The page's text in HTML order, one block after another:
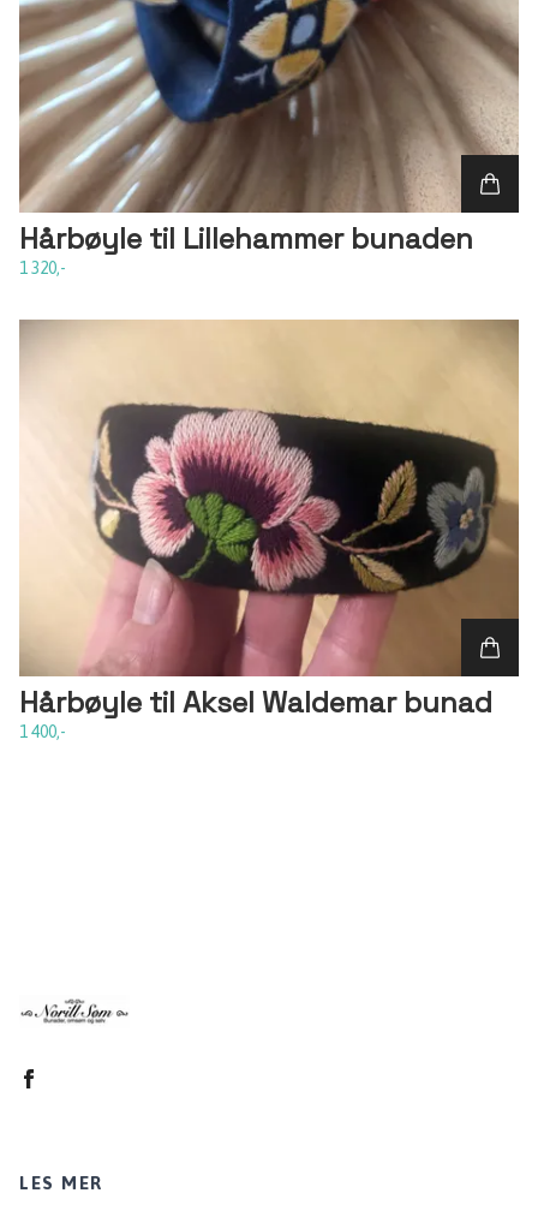
Hårbøyle til Lillehammer bunaden
1 320,-
Hårbøyle til Aksel Waldemar bunad
1 400,-
LES MER